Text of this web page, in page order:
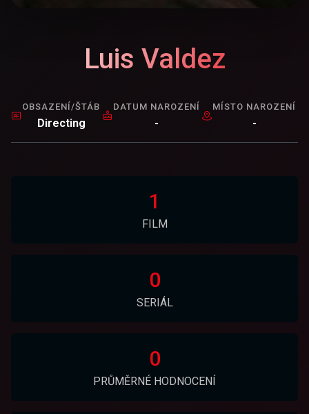
Luis Valdez
OBSAZENÍ/ŠTÁB
Directing
DATUM NAROZENÍ
-
MÍSTO NAROZENÍ
-
1
FILM
0
SERIÁL
0
PRŮMĚRNÉ HODNOCENÍ